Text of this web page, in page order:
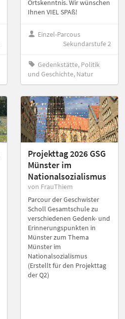
Ortskenntnis. Wir wünschen
Ihnen VIEL SPAß!
Einzel-Parcous
Sekundarstufe 2
Gedenkstätte, Politik
und Geschichte, Natur
Projekttag 2026 GSG
Münster im
Nationalsozialismus
von FrauThiem
Parcour der Geschwister
Scholl Gesamtschule zu
verschiedenen Gedenk- und
Erinnerungspunkten in
Münster zum Thema
Münster im
Nationalsozialismus
(Erstellt für den Projekttag
der Q2)